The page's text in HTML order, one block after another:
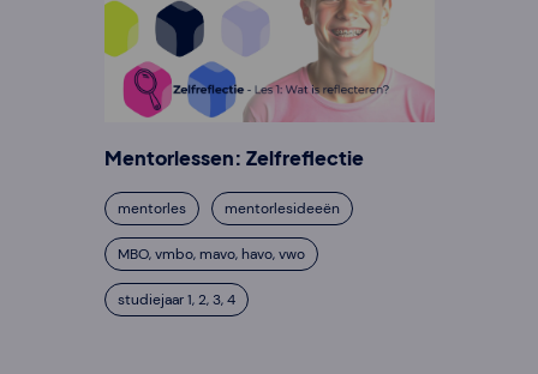
Mentorlessen: Zelfreflectie
mentorles mentorlesideeën
MBO, vmbo, mavo, havo, vwo
studiejaar 1, 2, 3, 4